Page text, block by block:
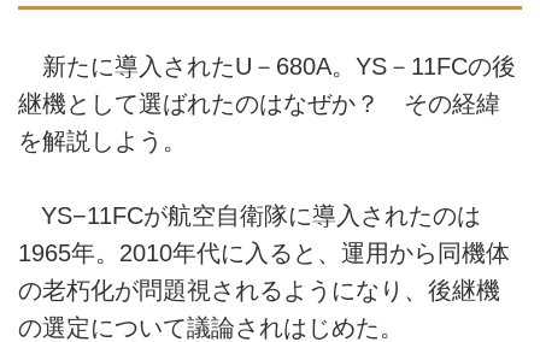
新たに導入されたU－680A。YS－11FCの後
継機として選ばれたのはなぜか？ その経緯
を解説しよう。
YS−11FCが航空自衛隊に導入されたのは
1965年。2010年代に入ると、運用から同機体
の老朽化が問題視されるようになり、後継機
の選定について議論されはじめた。